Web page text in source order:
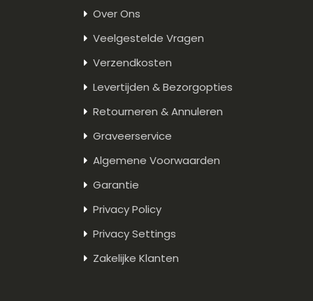
Over Ons
Veelgestelde Vragen
Verzendkosten
Levertijden & Bezorgopties
Retourneren & Annuleren
Graveerservice
Algemene Voorwaarden
Garantie
Privacy Policy
Privacy Settings
Zakelijke Klanten